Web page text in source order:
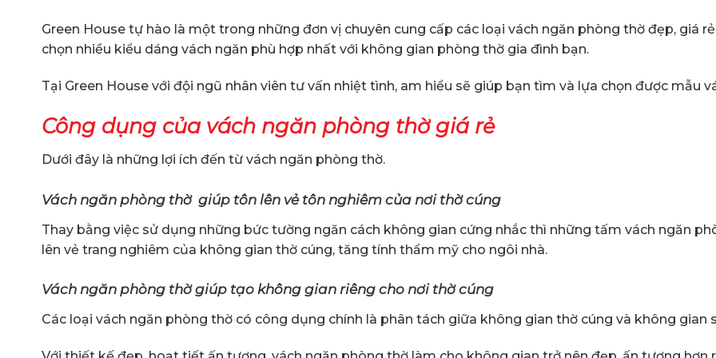
Green House tự hào là một trong những đơn vị chuyên cung cấp các loại vách ngăn phòng thờ đẹp, giá
chọn nhiều kiểu dáng vách ngăn phù hợp nhất với không gian phòng thờ gia đình bạn.
Tại Green House với đội ngũ nhân viên tư vấn nhiệt tình, am hiểu sẽ giúp bạn tìm và lựa chọn được mẫu
Công dụng của vách ngăn phòng thờ giá rẻ
Dưới đây là những lợi ích đến từ vách ngăn phòng thờ.
Vách ngăn phòng thờ giúp tôn lên vẻ tôn nghiêm của nơi thờ cúng
Thay bằng việc sử dụng những bức tường ngăn cách không gian cứng nhắc thì những tấm vách ngăn
lên vẻ trang nghiêm của không gian thờ cúng, tăng tính thẩm mỹ cho ngôi nhà.
Vách ngăn phòng thờ giúp tạo không gian riêng cho nơi thờ cúng
Các loại vách ngăn phòng thờ có công dụng chính là phân tách giữa không gian thờ cúng và không gian